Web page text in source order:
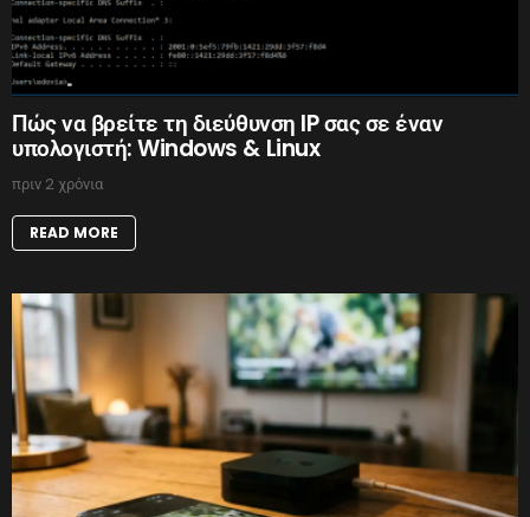
Πώς να βρείτε τη διεύθυνση IP σας σε έναν
υπολογιστή: Windows & Linux
πριν 2 χρόνια
READ MORE